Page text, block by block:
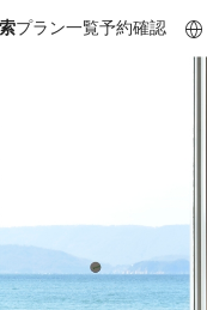
プラン一覧予約確認